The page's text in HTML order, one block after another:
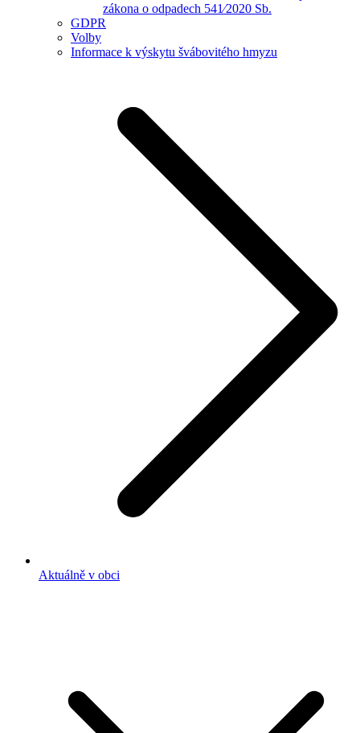
zákona o odpadech 541⁄2020 Sb.
GDPR
Volby
Informace k výskytu švábovitého hmyzu
Aktuálně v obci